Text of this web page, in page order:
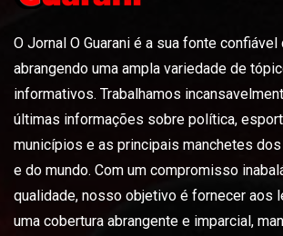
O Jornal O Guarani é a sua fonte
abrangendo uma ampla variedade de
informativos. Trabalhamos
últimas informações sobre política,
municípios e as principais manchetes
e do mundo. Com um compromisso
qualidade, nosso objetivo é fornecer aos
uma cobertura abrangente e imparcial,